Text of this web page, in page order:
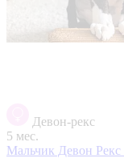
Девон-рекс
5 мес.
Мальчик Девон Рекс